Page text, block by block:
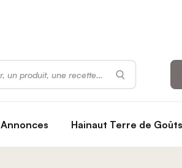
Annonces Hainaut Terre de Goûts